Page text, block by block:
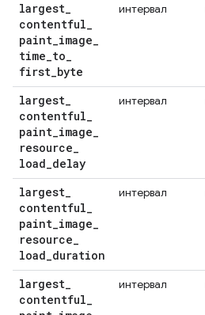
largest_
contentful_
paint_image_
time_to_
first_byte
интервал
largest_
contentful_
paint_image_
resource_
load_delay
интервал
largest_
contentful_
paint_image_
resource_
load_duration
интервал
largest_
contentful_
интервал